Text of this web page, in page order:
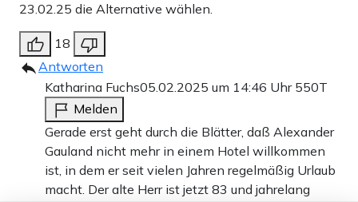
23.02.25 die Alternative wählen.
18
Antworten
Katharina Fuchs05.02.2025 um 14:46 Uhr 550T
Melden
Gerade erst geht durch die Blätter, daß Alexander
Gauland nicht mehr in einem Hotel willkommen
ist, in dem er seit vielen Jahren regelmäßig Urlaub
macht. Der alte Herr ist jetzt 83 und jahrelang